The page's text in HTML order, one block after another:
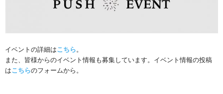
イベントの詳細はこちら。
また、皆様からのイベント情報も募集しています。イベント情報の投稿
はこちらのフォームから。